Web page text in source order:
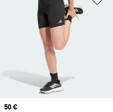
Price
50 €